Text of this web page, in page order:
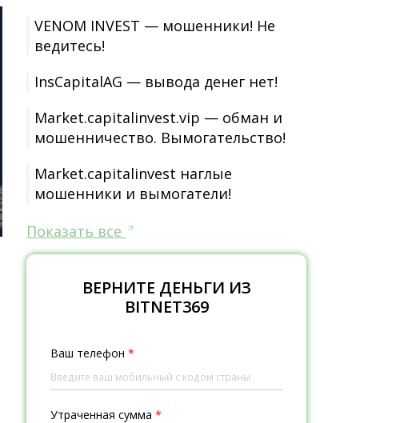
VENOM INVEST — мошенники! Не
ведитесь!
InsCapitalAG — вывода денег нет!
Market.capitalinvest.vip — обман и
мошенничество. Вымогательство!
Market.capitalinvest наглые
мошенники и вымогатели!
Показать все
ВЕРНИТЕ ДЕНЬГИ ИЗ
BITNET369
Ваш телефон *
Утраченная сумма *